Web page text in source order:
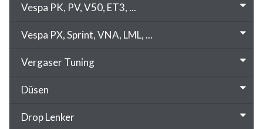
Vespa PK, PV, V50, ET3, ...
Vespa PX, Sprint, VNA, LML, ...
Vergaser Tuning
Düsen
Drop Lenker